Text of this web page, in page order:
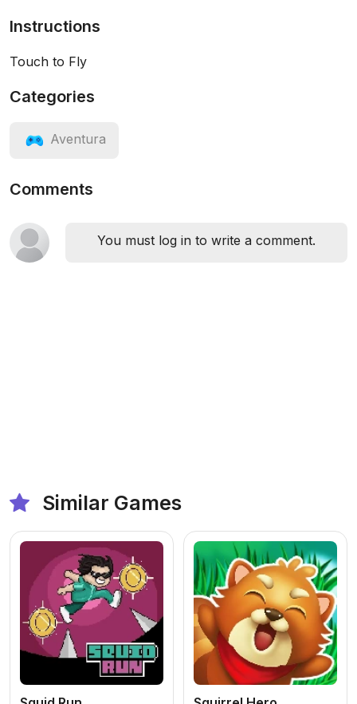
Instructions
Touch to Fly
Categories
Aventura
Comments
You must log in to write a comment.
Similar Games